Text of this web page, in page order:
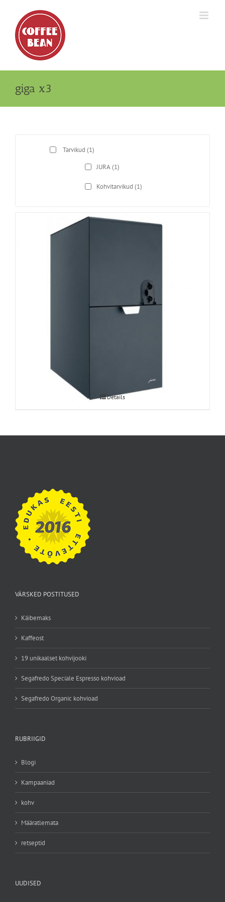
content
giga x3
Tarvikud (1)
JURA(1)
Kohvitarvikud (1)
Details
VÄRSKED POSTITUSED
Käibemaks
Kaffeost
19 unikaalset kohvijooki
Segafredo Speciale Espresso kohvioad
Segafredo Organic kohvioad
RUBRIIGID
Blogi
Kampaaniad
kohv
Määratlemata
retseptid
UUDISED